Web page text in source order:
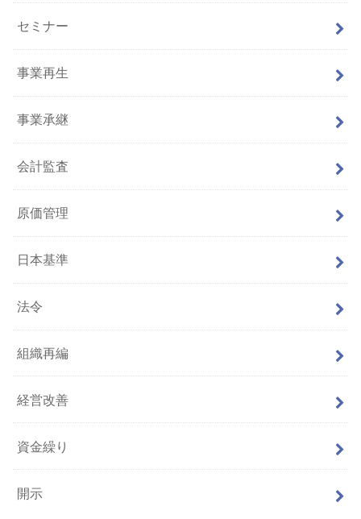
セミナー
事業再生
事業承継
会計監査
原価管理
日本基準
法令
組織再編
経営改善
資金繰り
開示